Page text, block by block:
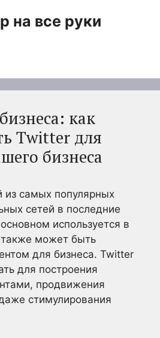
на все руки
как
Twitter для
бизнеса
из самых популярных
сетей в последние
используется в
может быть
для бизнеса. Twitter
для построения
продвижения
стимулирования